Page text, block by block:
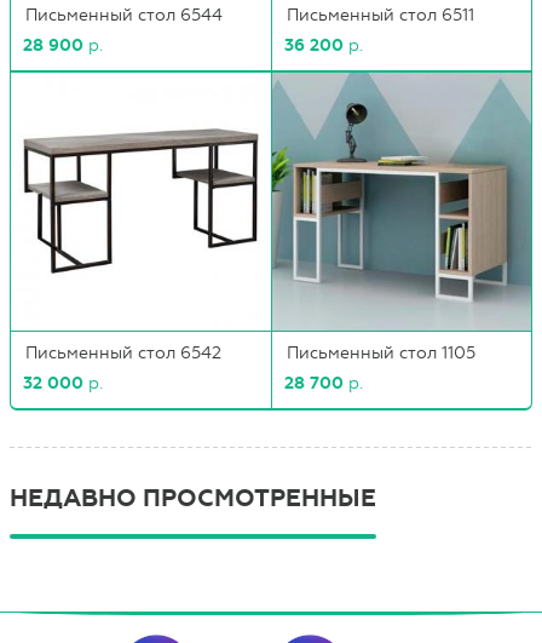
Письменный стол 6544
28 900 р.
Письменный стол 6511
36 200 р.
Письменный стол 6542
32 000 р.
Письменный стол 1105
28 700 р.
НЕДАВНО ПРОСМОТРЕННЫЕ